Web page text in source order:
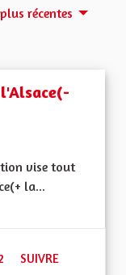
récentes
vise tout
la...
52 ABONNÉS
SUIVRE